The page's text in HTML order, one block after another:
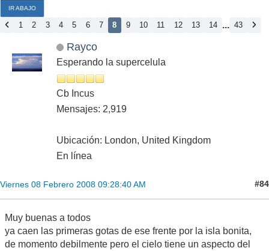
IR ABAJO
1 2 3 4 5 6 7 8 9 10 11 12 13 14 ... 43
Rayco
Esperando la supercelula
Cb Incus
Mensajes: 2,919
Ubicación: London, United Kingdom
En línea
Viernes 08 Febrero 2008 09:28:40 AM #84
Muy buenas a todos
ya caen las primeras gotas de ese frente por la isla bonita,
de momento debilmente pero el cielo tiene un aspecto del